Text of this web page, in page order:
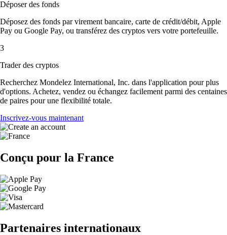
Déposer des fonds
Déposez des fonds par virement bancaire, carte de crédit/débit, Apple
Pay ou Google Pay, ou transférez des cryptos vers votre portefeuille.
3
Trader des cryptos
Recherchez Mondelez International, Inc. dans l'application pour plus
d'options. Achetez, vendez ou échangez facilement parmi des centaines
de paires pour une flexibilité totale.
Inscrivez-vous maintenant
Conçu pour la France
Partenaires internationaux